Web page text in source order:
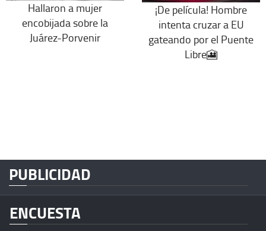
Hallaron a mujer
encobijada sobre la
Juárez-Porvenir
¡De película! Hombre
intenta cruzar a EU
gateando por el Puente
Libre🎦
PUBLICIDAD
ENCUESTA